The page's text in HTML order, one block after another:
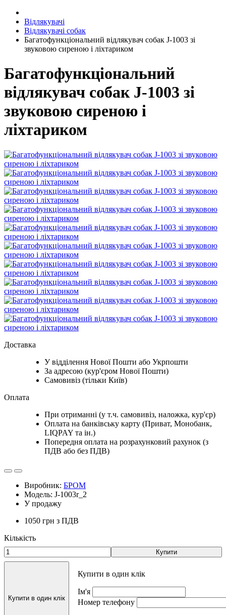
Відлякувачі
Відлякувачі собак
Багатофункціональний відлякувач собак J-1003 зі
звуковою сиреною і ліхтариком
Багатофункціональний
відлякувач собак J-1003 зі
звуковою сиреною і
ліхтариком
Доставка
У відділення Нової Пошти або Укрпошти
За адресою (кур'єром Нової Пошти)
Самовивіз (тільки Київ)
Оплата
При отриманні (у т.ч. самовивіз, наложка, кур'єр)
Оплата на банківську карту (Приват, Монобанк,
LIQPAY та ін.)
Попередня оплата на розрахунковий рахунок (з
ПДВ або без ПДВ)
Виробник: БРОМ
Модель: J-1003r_2
У продажу
1050 грн з ПДВ
Кількість
Купити
Купити в один клік
Купити в один клік
Ім'я
Номер телефону